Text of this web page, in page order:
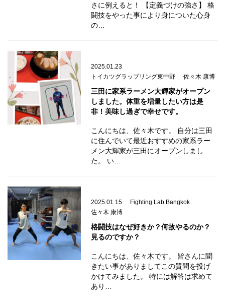
さに例えると！ 【定義づけの強さ】 格
闘技をやった事により身についた心身
の…
2025.01.23
トイカツグラップリング東中野
佐々木 康博
三田に家系ラーメン大輝家がオープン
しました。体重を増量したい方は是
非！美味し過ぎで幸せです。
こんにちは、佐々木です。 自分は三田
に住んでいて最近おすすめの家系ラー
メン大輝家が三田にオープンしまし
た。 い…
2025.01.15
Fighting Lab Bangkok
佐々木 康博
格闘技はなぜ好きか？何故やるのか？
見るのですか？
こんにちは、佐々木です。 皆さんに聞
きたい事がありましてこの質問を投げ
かけてみました。 特には解答は求めて
あり…